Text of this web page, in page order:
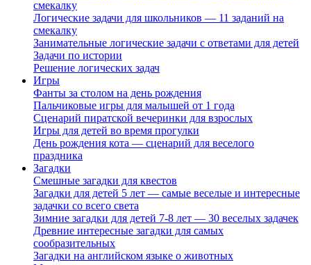
смекалку
Логические задачи для школьников — 11 заданий на
смекалку
Занимательные логические задачи с ответами для детей
Задачи по истории
Решение логических задач
Игры
Фанты за столом на день рождения
Пальчиковые игры для малышей от 1 года
Сценарий пиратской вечеринки для взрослых
Игры для детей во время прогулки
День рождения кота — сценарий для веселого
праздника
Загадки
Смешные загадки для квестов
Загадки для детей 5 лет — самые веселые и интересные
задачки со всего света
Зимние загадки для детей 7-8 лет — 30 веселых задачек
Древние интересные загадки для самых
сообразительных
Загадки на английском языке о животных